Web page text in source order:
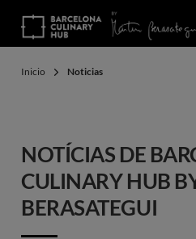
contenido
principal
Inicio Noticias
NOTÍCIAS DE
CULINARY HUB
BERASATEGUI